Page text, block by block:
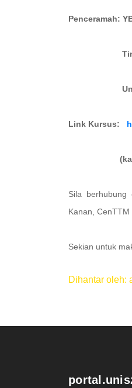
Penceramah:
Timbalan
Universiti
Link Kursus:
(kata
Sila berhubung
Kanan,
Sekian untuk
Dihantar oleh: